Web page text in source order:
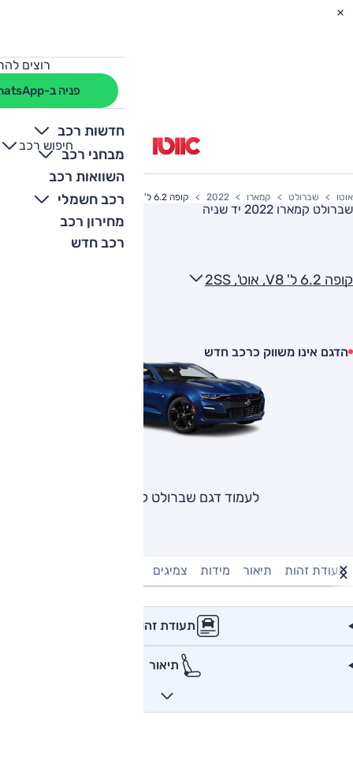
רוצים
פניה ב-WhatsApp
חדשות רכב
מבחני רכב
השוואות רכב
רכב חשמלי
מחירון רכב
רכב חדש
חיפוש רכב
+
-
אוטו שברולט קמארו 2022 קופה 6.2 ל' V8, אוט', 2SS
שברולט קמארו 2022 יד שניה
קופה 6.2 ל' V8, אוט', 2SS
הדגם אינו משווק כרכב חדש
לעמוד דגם שברולט קמארו
תעודת זהות תיאור מידות צמיגים
תעודת זהות
תיאור